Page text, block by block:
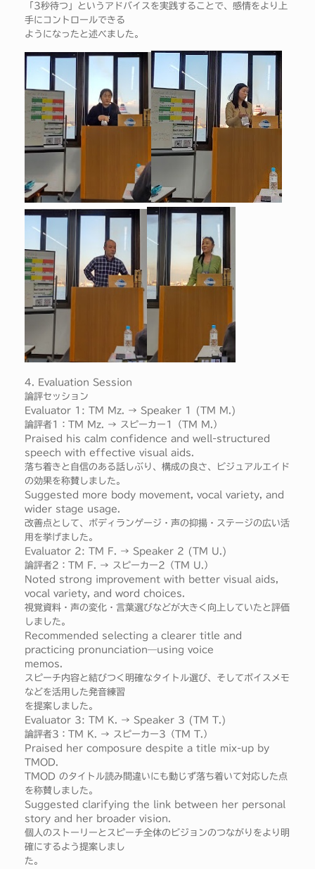
「3秒待つ」というアドバイスを実践することで、感情をより上
手にコントロールできる
ようになったと述べました。
4. Evaluation Session
論評セッション
Evaluator 1: TM Mz. → Speaker 1 (TM M.)
論評者1：TM Mz. → スピーカー1（TM M.）
Praised his calm confidence and well-structured
speech with effective visual aids.
落ち着きと自信のある話しぶり、構成の良さ、ビジュアルエイド
の効果を称賛しました。
Suggested more body movement, vocal variety, and
wider stage usage.
改善点として、ボディランゲージ・声の抑揚・ステージの広い活
用を挙げました。
Evaluator 2: TM F. → Speaker 2 (TM U.)
論評者2：TM F. → スピーカー2（TM U.）
Noted strong improvement with better visual aids,
vocal variety, and word choices.
視覚資料・声の変化・言葉選びなどが大きく向上していたと評価
しました。
Recommended selecting a clearer title and
practicing pronunciation—using voice
memos.
スピーチ内容と結びつく明確なタイトル選び、そしてボイスメモ
などを活用した発音練習
を提案しました。
Evaluator 3: TM K. → Speaker 3 (TM T.)
論評者3：TM K. → スピーカー3（TM T.）
Praised her composure despite a title mix-up by
TMOD.
TMOD のタイトル読み間違いにも動じず落ち着いて対応した点
を称賛しました。
Suggested clarifying the link between her personal
story and her broader vision.
個人のストーリーとスピーチ全体のビジョンのつながりをより明
確にするよう提案しまし
た。